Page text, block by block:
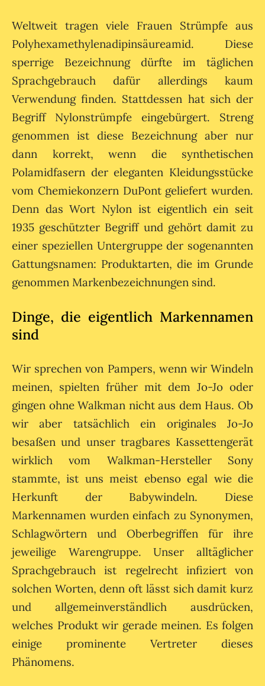
Weltweit tragen viele Frauen Strümpfe aus
Polyhexamethylenadipinsäureamid. Diese
sperrige Bezeichnung dürfte im täglichen
Sprachgebrauch dafür allerdings kaum
Verwendung finden. Stattdessen hat sich der
Begriff Nylonstrümpfe eingebürgert. Streng
genommen ist diese Bezeichnung aber nur
dann korrekt, wenn die synthetischen
Polamidfasern der eleganten Kleidungsstücke
vom Chemiekonzern DuPont geliefert wurden.
Denn das Wort Nylon ist eigentlich ein seit
1935 geschützter Begriff und gehört damit zu
einer speziellen Untergruppe der sogenannten
Gattungsnamen: Produktarten, die im Grunde
genommen Markenbezeichnungen sind.
Dinge, die eigentlich Markennamen
sind
Wir sprechen von Pampers, wenn wir Windeln
meinen, spielten früher mit dem Jo-Jo oder
gingen ohne Walkman nicht aus dem Haus. Ob
wir aber tatsächlich ein originales Jo-Jo
besaßen und unser tragbares Kassettengerät
wirklich vom Walkman-Hersteller Sony
stammte, ist uns meist ebenso egal wie die
Herkunft der Babywindeln. Diese
Markennamen wurden einfach zu Synonymen,
Schlagwörtern und Oberbegriffen für ihre
jeweilige Warengruppe. Unser alltäglicher
Sprachgebrauch ist regelrecht infiziert von
solchen Worten, denn oft lässt sich damit kurz
und allgemeinverständlich ausdrücken,
welches Produkt wir gerade meinen. Es folgen
einige prominente Vertreter dieses
Phänomens.